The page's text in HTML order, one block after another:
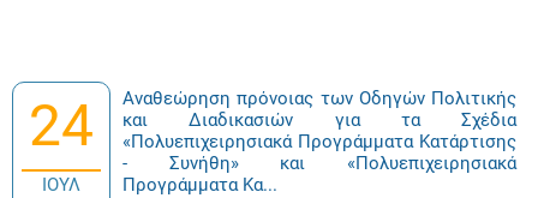
24
ΙΟΥΛ
Αναθεώρηση πρόνοιας των Οδηγών Πολιτικής
και Διαδικασιών για τα Σχέδια
«Πολυεπιχειρησιακά Προγράμματα Κατάρτισης
- Συνήθη» και «Πολυεπιχειρησιακά
Προγράμματα Κα...